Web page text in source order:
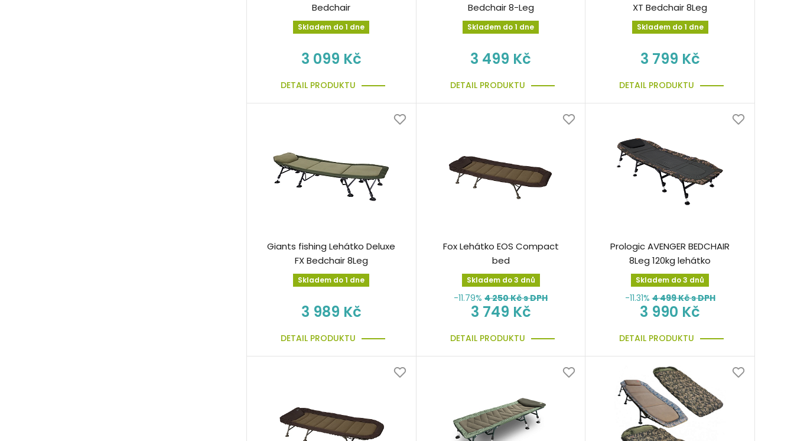
Bedchair
Skladem do 1 dne
3 099 Kč
DETAIL PRODUKTU
Bedchair 8-Leg
Skladem do 1 dne
3 499 Kč
DETAIL PRODUKTU
XT Bedchair 8Leg
Skladem do 1 dne
3 799 Kč
DETAIL PRODUKTU
Giants fishing Lehátko Deluxe
FX Bedchair 8Leg
Skladem do 1 dne
3 989 Kč
DETAIL PRODUKTU
Fox Lehátko EOS Compact
bed
Skladem do 3 dnů
-11.79% 4 250Kč s DPH
3 749 Kč
DETAIL PRODUKTU
Prologic AVENGER BEDCHAIR
8Leg 120kg lehátko
Skladem do 3 dnů
-11.31% 4 499Kč s DPH
3 990 Kč
DETAIL PRODUKTU